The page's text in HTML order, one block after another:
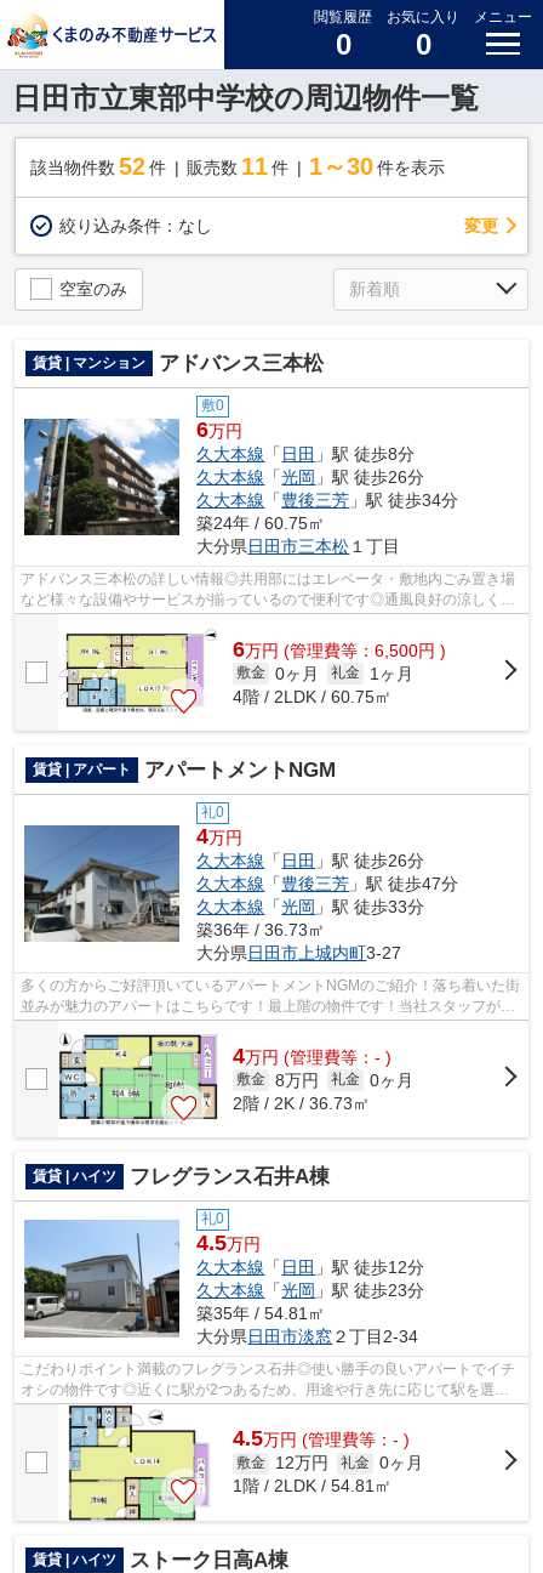
閲覧履歴
0
お気に入り
0
メニュー
日田市立東部中学校の周辺物件一覧
該当物件数 52件 販売数 11 件 1～30 件を表示
絞り込み条件： なし 変更
空室のみ
賃貸 | マンション アドバンス三本松
敷0
6万円
久大本線 「 日田 」駅 徒歩8分
久大本線 「光岡 」駅 徒歩26分
久大本線 「豊後三芳 」駅 徒歩34分
築24年 / 60.75㎡
大分県日田市三本松１丁目
アドバンス三本松の詳しい情報◎共用部にはエレベータ・敷地内ごみ置き場
など様々な設備やサービスが揃っているので便利です◎通風良好の涼しく気
6万円 (管理費等：6,500円 )
敷金 0ヶ月 礼金
1ヶ月
4階 / 2LDK / 60.75㎡
賃貸 | アパート アパートメントNGM
礼0
4万円
久大本線 「 日田 」駅 徒歩26分
久大本線 「豊後三芳 」駅 徒歩47分
久大本線 「光岡 」駅 徒歩33分
築36年 / 36.73㎡
大分県日田市 上城内町3-27
多くの方からご好評頂いているアパートメントNGMのご紹介！落ち着いた街
並みが魅力のアパートはこちらです！最上階の物件です！当社スタッフが地
4万円 (管理費等：- )
敷金 8万円 礼金 0ヶ月
2階 / 2K / 36.73㎡
賃貸 | ハイツ フレグランス石井A棟
礼0
4.5万円
久大本線 「 日田 」駅 徒歩12分
久大本線 「光岡 」駅 徒歩23分
築35年 / 54.81㎡
大分県日田市淡窓２丁目2-34
こだわりポイント満載のフレグランス石井◎使い勝手の良いアパートでイチ
オシの物件です◎近くに駅が2つあるため、用途や行き先に応じて駅を選べ
る物件です◎歩いて12分ほどで駅にアクセ...
4.5万円 (管理費等：- )
敷金 12万円 礼金 0ヶ月
1階 / 2LDK / 54.81㎡
賃貸 | ハイツ ストーク日高A棟